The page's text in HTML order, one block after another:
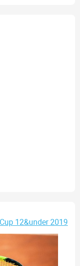
12&under 2019